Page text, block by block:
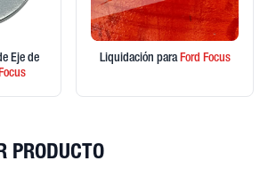
Eje de
Liquidación paraFord Focus
PRODUCTO